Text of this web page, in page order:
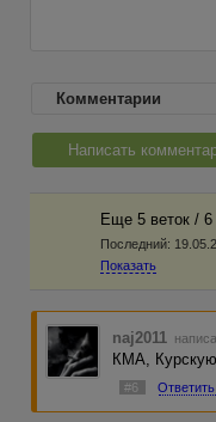
Комментарии
Написать
Еще 5 веток /
Последний:
Показать
naj2011
КМА, Курскую
#6 Ответить